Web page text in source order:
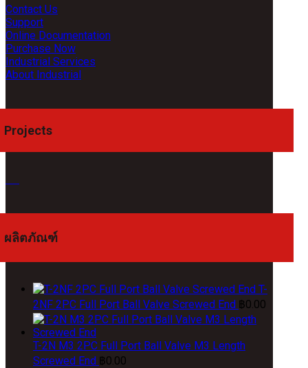
Contact Us
Support
Online Documentation
Purchase Now
Industrial Services
About Industrial
Projects
ผลิตภัณฑ์
T-
2NF 2PC Full Port Ball Valve Screwed End ฿0.00
T-2N M3 2PC Full Port Ball Valve M3 Length
Screwed End ฿0.00